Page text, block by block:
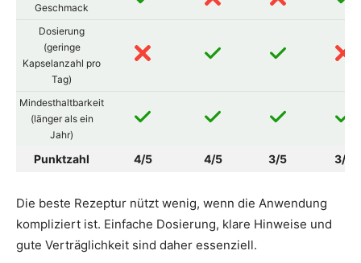
Geschmack
Dosierung
(geringe
Kapselanzahl pro
Tag)
Mindesthaltbarkeit
(länger als ein
Jahr)
Punktzahl 4/5 4/5 3/5 3/5
Die beste Rezeptur nützt wenig, wenn die Anwendung
kompliziert ist. Einfache Dosierung, klare Hinweise und
gute Verträglichkeit sind daher essenziell.